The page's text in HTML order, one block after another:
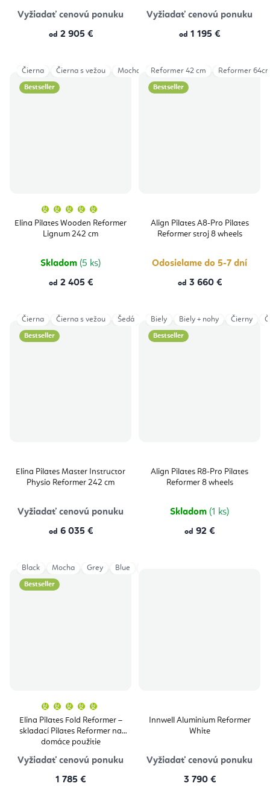
Vyžiadať cenovú ponuku
od 2 905 €
Vyžiadať cenovú ponuku
od 1 195 €
Bestseller
Elina Pilates Wooden Reformer
Lignum 242 cm
produktu
je
hviezdičiek.
Skladom (5 ks)
od 2 405 €
Čierna Čierna s vežou Mocha Šedá Šedá s vežou Ivory
Bestseller
Align Pilates A8-Pro Pilates
Reformer stroj 8 wheels
Odosielame do 5-7 dní
od 3 660 €
Reformer 42 cm Reformer
Bestseller
Elina Pilates Master Instructor
Physio Reformer 242 cm
Vyžiadať cenovú ponuku
od 6 035 €
Čierna Čierna s vežou Šedá Šedá s vežou Aged Rose
Bestseller
Align Pilates R8-Pro Pilates
Reformer 8 wheels
Skladom (1 ks)
od 92 €
Biely Biely + nohy Čierny
Bestseller
Elina Pilates Fold Reformer –
skladací Pilates Reformer na
domáce použitie
produktu
je
5,0
z
5
hviezdičiek.
Vyžiadať cenovú ponuku
1 785 €
Black Mocha Grey Blue
Innwell Aluminium Reformer
White
Vyžiadať cenovú ponuku
3 790 €